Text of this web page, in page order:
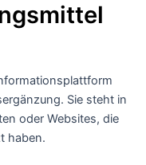
Sie steht in
oder Websites, die
haben.